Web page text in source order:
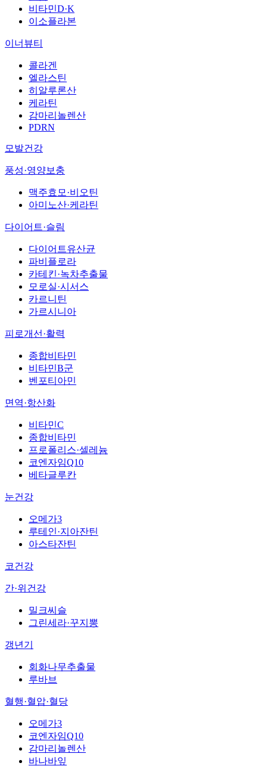
비타민D·K
이소플라본
이너뷰티
콜라겐
엘라스틴
히알루론산
케라틴
감마리놀렌산
PDRN
모발건강
풍성·영양보충
맥주효모·비오틴
아미노산·케라틴
다이어트·슬림
다이어트유산균
파비플로라
카테킨·녹차추출물
모로실·시서스
카르니틴
가르시니아
피로개선·활력
종합비타민
비타민B군
벤포티아민
면역·항산화
비타민C
종합비타민
프로폴리스·셀레늄
코엔자임Q10
베타글루칸
눈건강
오메가3
루테인·지아잔틴
아스타잔틴
코건강
간·위건강
밀크씨슬
그린세라·꾸지뽕
갱년기
회화나무추출물
루바브
혈행·혈압·혈당
오메가3
코엔자임Q10
감마리놀렌산
바나바잎